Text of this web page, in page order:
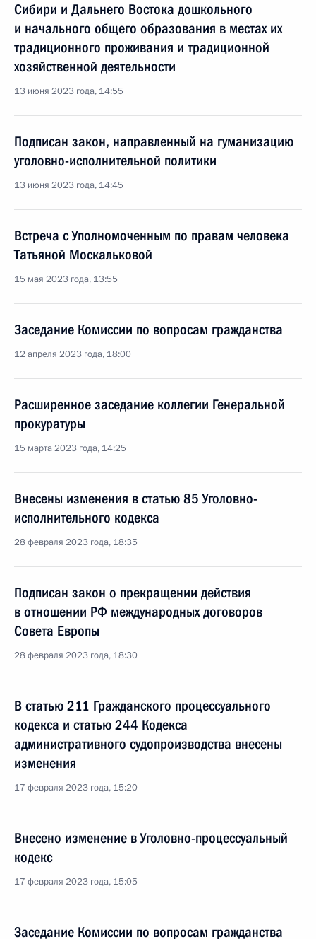
Сибири и Дальнего Востока дошкольного
и начального общего образования в местах их
традиционного проживания и традиционной
хозяйственной деятельности
13 июня 2023 года, 14:55
Подписан закон, направленный на гуманизацию
уголовно-исполнительной политики
13 июня 2023 года, 14:45
Встреча с Уполномоченным по правам человека
Татьяной Москальковой
15 мая 2023 года, 13:55
Заседание Комиссии по вопросам гражданства
12 апреля 2023 года, 18:00
Расширенное заседание коллегии Генеральной
прокуратуры
15 марта 2023 года, 14:25
Внесены изменения в статью 85 Уголовно-
исполнительного кодекса
28 февраля 2023 года, 18:35
Подписан закон о прекращении действия
в отношении РФ международных договоров
Совета Европы
28 февраля 2023 года, 18:30
В статью 211 Гражданского процессуального
кодекса и статью 244 Кодекса
административного судопроизводства внесены
изменения
17 февраля 2023 года, 15:20
Внесено изменение в Уголовно-процессуальный
кодекс
17 февраля 2023 года, 15:05
Заседание Комиссии по вопросам гражданства